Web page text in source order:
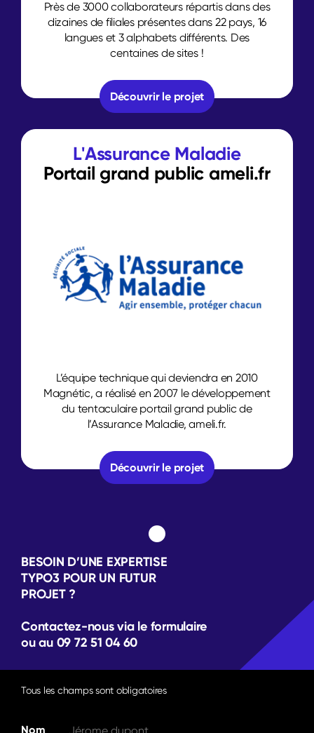
Près de 3000 collaborateurs répartis dans des
dizaines de filiales présentes dans 22 pays, 16
langues et 3 alphabets différents. Des
centaines de sites !
Découvrir le projet
L'Assurance Maladie
Portail grand public ameli.fr
L’équipe technique qui deviendra en 2010
Magnétic, a réalisé en 2007 le développement
du tentaculaire portail grand public de
l’Assurance Maladie, ameli.fr.
Découvrir le projet
BESOIN D’UNE EXPERTISE
TYPO3 POUR UN FUTUR
PROJET ?
Contactez-nous via le formulaire
ou au 09 72 51 04 60
Tous les champs sont obligatoires
Nom